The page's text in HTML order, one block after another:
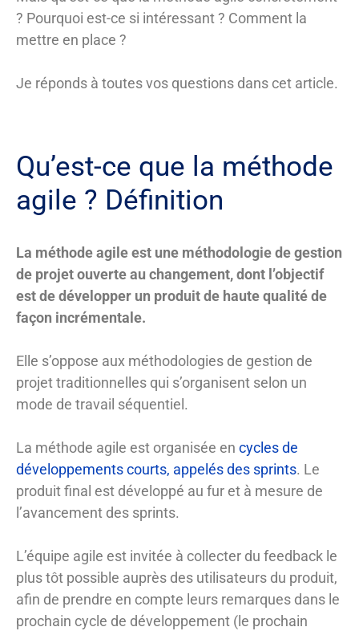
? Pourquoi est-ce si intéressant ? Comment la
mettre en place ?
Je réponds à toutes vos questions dans cet article.
Qu’est-ce que la méthode
agile ? Définition
La méthode agile est une méthodologie de gestion
de projet ouverte au changement, dont l’objectif
est de développer un produit de haute qualité de
façon incrémentale.
Elle s’oppose aux méthodologies de gestion de
projet traditionnelles qui s’organisent selon un
mode de travail séquentiel.
La méthode agile est organisée en cycles de
développements courts, appelés des sprints. Le
produit final est développé au fur et à mesure de
l’avancement des sprints.
L’équipe agile est invitée à collecter du feedback le
plus tôt possible auprès des utilisateurs du produit,
afin de prendre en compte leurs remarques dans le
prochain cycle de développement (le prochain